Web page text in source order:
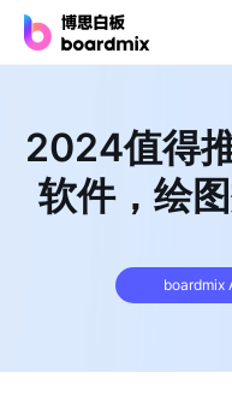
产品
博思白板
博思白板SDK
2024值得
软件，绘
boardmix